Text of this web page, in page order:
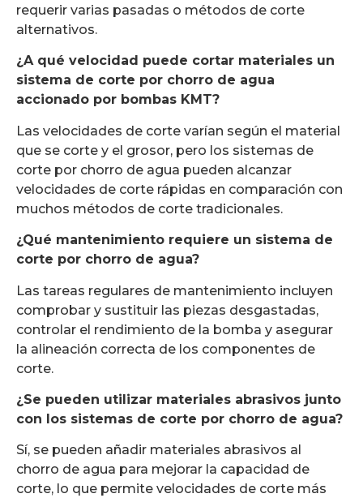
requerir varias pasadas o métodos de corte
alternativos.
¿A qué velocidad puede cortar materiales un
sistema de corte por chorro de agua
accionado por bombas KMT?
Las velocidades de corte varían según el material
que se corte y el grosor, pero los sistemas de
corte por chorro de agua pueden alcanzar
velocidades de corte rápidas en comparación con
muchos métodos de corte tradicionales.
¿Qué mantenimiento requiere un sistema de
corte por chorro de agua?
Las tareas regulares de mantenimiento incluyen
comprobar y sustituir las piezas desgastadas,
controlar el rendimiento de la bomba y asegurar
la alineación correcta de los componentes de
corte.
¿Se pueden utilizar materiales abrasivos junto
con los sistemas de corte por chorro de agua?
Sí, se pueden añadir materiales abrasivos al
chorro de agua para mejorar la capacidad de
corte, lo que permite velocidades de corte más